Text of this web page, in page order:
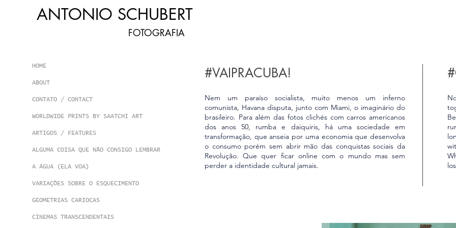
​ANTONIO SCHUBERT​
FOTOGRAFIA
#VAIPRACUBA!
Nem um paraíso socialista, muito menos um inferno
comunista, Havana disputa, junto com Miami, o imaginário do
brasileiro. Para além das fotos clichés com carros americanos
dos anos 50, rumba e daiquiris, há uma sociedade em
transformação, que anseia por uma economia que desenvolva
o consumo porém sem abrir mão das conquistas sociais da
Revolução. Que quer ficar online com o mundo mas sem
perder a identidade cultural jamais.
HOME
ABOUT
CONTATO / CONTACT
WORLDWIDE PRINTS BY SAATCHI ART
ARTIGOS / FEATURES
ALGUMA COISA QUE NÃO CONSIGO LEMBRAR
A ÁGUA (ELA VOA)
VARIAÇÕES SOBRE O ESQUECIMENTO
GEOMETRIAS CARIOCAS
CINEMAS TRANSCENDENTAIS